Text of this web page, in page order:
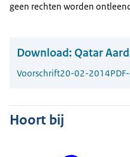
geen rechten worden
Download: Qatar
Voorschrift20-02-2014
Hoort bij